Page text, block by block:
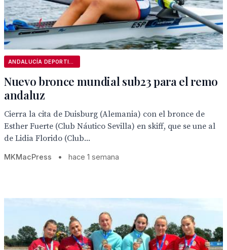
Nuevo bronce mundial sub23 para el remo
andaluz
Cierra la cita de Duisburg (Alemania) con el bronce de
Esther Fuerte (Club Náutico Sevilla) en skiff, que se une al
de Lidia Florido (Club...
MKMacPress • hace 1 semana